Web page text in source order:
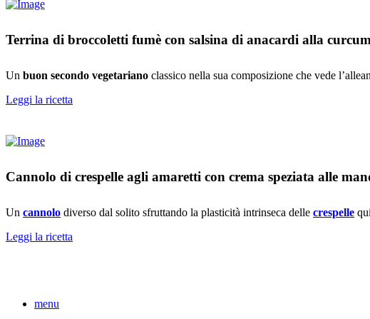
Terrina di broccoletti fumè con salsina di anacardi alla
Un buon secondo vegetariano classico nella sua composizione che vede
Leggi la ricetta
Cannolo di crespelle agli amaretti con crema speziata alle
Un cannolo diverso dal solito sfruttando la plasticità intrinseca delle crespelle
Leggi la ricetta
menu